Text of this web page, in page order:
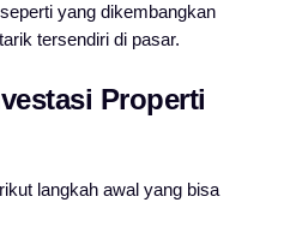
yang dikembangkan
tersendiri di pasar.
Properti
langkah awal yang bisa